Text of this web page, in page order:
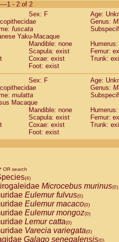
Saguinus labiatus(0)
Saguinus leucopus (0)
Saguinus midas
Saguinus mystax
Saguinus nigricollis (1)
Saguinus oedipus
Saguinus weddelli
Saguinusspp.
Aotus trivirgatus
Cebus albifrons
Cebus apella
Cebus capucinus
Cebus nigrivittatus
Cebusspp.(0)
Saimiri boliviensis
Saimiri sciureus(0)
Alouatta caraya(0)
Alouatta seniculus
Alouatta
Ateles belzebuth(0)
Ateles geoffroyi(0)
Ateles paniscus(0)
Atelesspp. (0)
Lagothrix lagothricha
Lagothrix lagothricha cana
Cacajao calvus
1 - 2 of 2
Sex: F
Age:
Genus:
fuscata
Yaku-Macaque
Mandible: none
Scapula: exist
Femur:
Coxae: exist
Trunk:
Foot: exist
Sex: F
Age:
Genus:
mulatta
Macaque
Mandible: none
Scapula: exist
Femur:
Coxae: exist
Trunk:
Foot: exist
* OR search
(4)
Microcebus murinus(0)
Eulemur fulvus(0)
Eulemur macaco(0)
Eulemur mongoz(0)
Lemur catta(0)
Varecia variegata(0)
Galago senegalensis(0)